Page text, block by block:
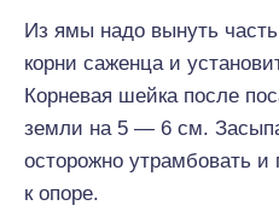
Из ямы надо вынуть часть
корни саженца и
Корневая шейка после
земли на 5 — 6 см.
осторожно утрамбовать и
к опоре.